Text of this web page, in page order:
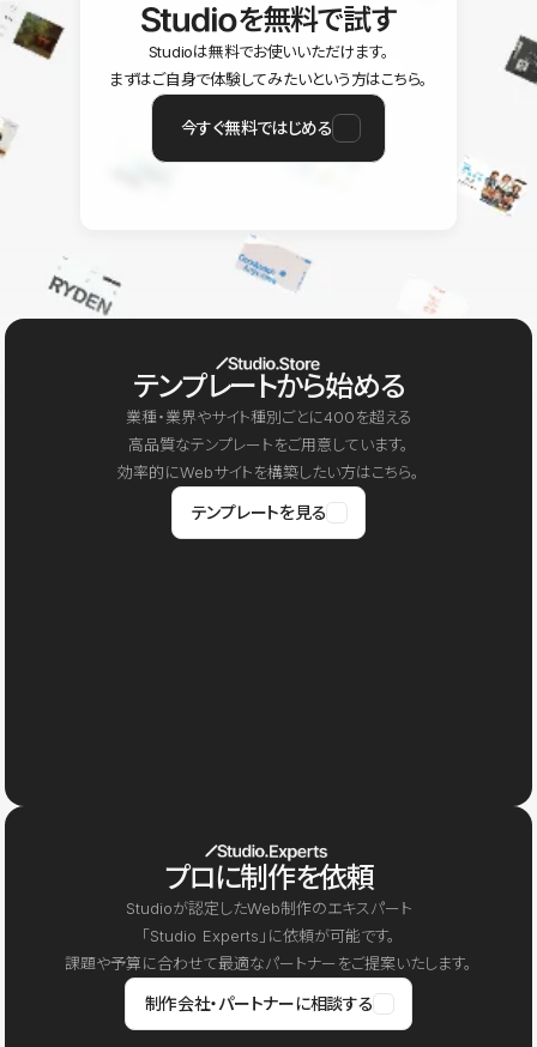
を無料で試す
Studioは無料でお使いいただけます。
まずはご自身で体験してみたいという方はこちら。
今すぐ無料ではじめる
テンプレートから始める
業種・業界やサイト種別ごとに400を超える
高品質なテンプレートをご用意しています。
効率的にWebサイトを構築したい方はこちら。
テンプレートを見る
プロに制作を依頼
Studioが認定したWeb制作のエキスパート
「Studio Experts」に依頼が可能です。
課題や予算に合わせて最適なパートナーをご提案いたします。
制作会社・パートナーに相談する